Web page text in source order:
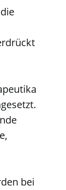
bei